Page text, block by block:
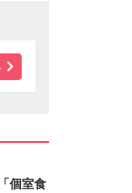
個室食